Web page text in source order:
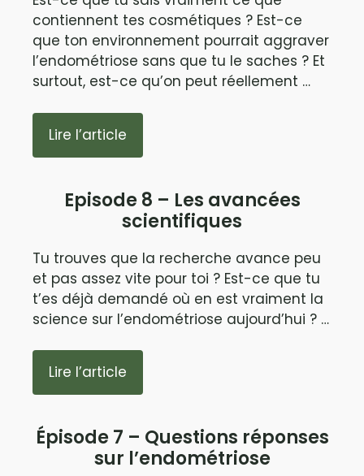
contiennent tes cosmétiques ? Est-ce
que ton environnement pourrait aggraver
l’endométriose sans que tu le saches ? Et
surtout, est-ce qu’on peut réellement …
Lire l’article
Episode 8 – Les avancées
scientifiques
Tu trouves que la recherche avance peu
et pas assez vite pour toi ? Est-ce que tu
t’es déjà demandé où en est vraiment la
science sur l’endométriose aujourd’hui ? …
Lire l’article
Épisode 7 – Questions réponses
sur l’endométriose